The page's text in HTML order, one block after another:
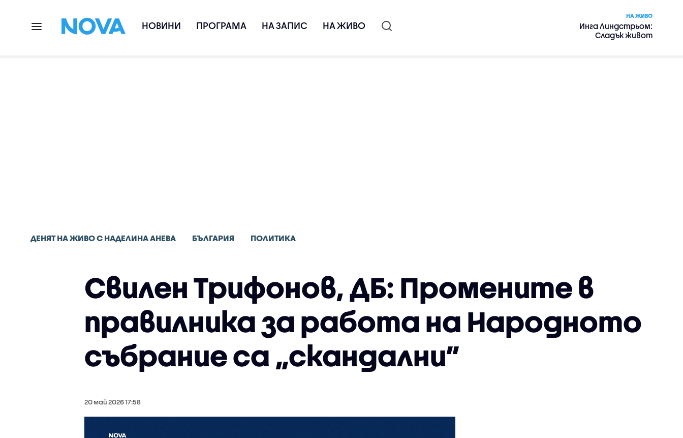
НОВИНИ ПРОГРАМА НА ЗАПИС НА ЖИВО
НА ЖИВО
Инга Линдстрьом:
Сладък живот
ДЕНЯТ НА ЖИВО С НАДЕЛИНА АНЕВА БЪЛГАРИЯ ПОЛИТИКА
Свилен Трифонов, ДБ: Промените в
правилника за работа на Народното
събрание са „скандални”
20 май 2026 17:58